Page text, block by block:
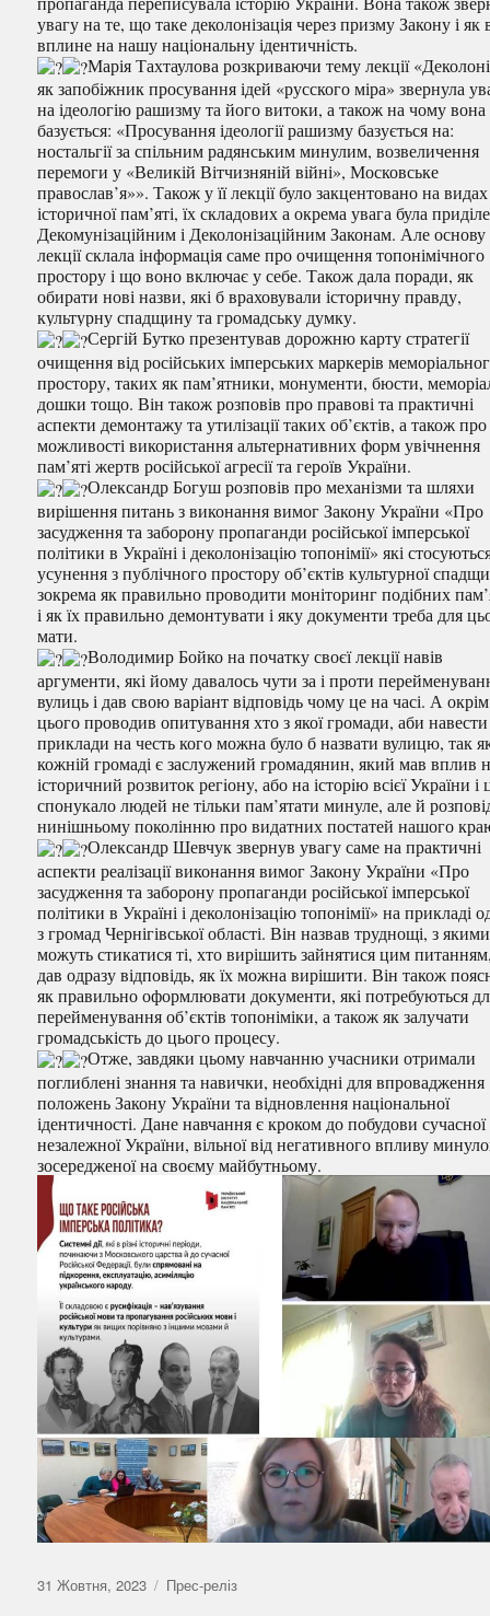
увагу на те, що таке деколонізація через призму Закону і як
вплине на нашу національну ідентичність.
Марія Тахтаулова розкриваючи тему лекції
як запобіжник просування ідей «русского міра» звернула
на ідеологію рашизму та його витоки, а також на чому вона
базується: «Просування ідеології рашизму базується на:
ностальгії за спільним радянським минулим, возвеличення
перемоги у «Великій Вітчизняній війні», Московське
православ’я»». Також у її лекції було закцентовано на видах
історичної пам’яті, їх складових а окрема увага була
Декомунізаційним і Деколонізаційним Законам. Але основу
лекції склала інформація саме про очищення топонімічного
простору і що воно включає у себе. Також дала поради, як
обирати нові назви, які б враховували історичну правду,
культурну спадщину та громадську думку.
Сергій Бутко презентував дорожню карту стратегії
очищення від російських імперських маркерів
простору, таких як пам’ятники, монументи, бюсти,
дошки тощо. Він також розповів про правові та практичні
аспекти демонтажу та утилізації таких об’єктів, а також про
можливості використання альтернативних форм увічнення
пам’яті жертв російської агресії та героїв України.
Олександр Богуш розповів про механізми та шляхи
вирішення питань з виконання вимог Закону України «Про
засудження та заборону пропаганди російської імперської
політики в Україні і деколонізацію топонімії» які
усунення з публічного простору об’єктів культурної
зокрема як правильно проводити моніторинг подібних
і як їх правильно демонтувати і яку документи треба для
мати.
Володимир Бойко на початку своєї лекції навів
аргументи, які йому давалось чути за і проти
вулиць і дав свою варіант відповідь чому це на часі. А окрім
цього проводив опитування хто з якої громади, аби навести
приклади на честь кого можна було б назвати вулицю, так
кожній громаді є заслужений громадянин, який мав вплив
історичний розвиток регiонy, або на історiю всієï України і
спонукало людей не тільки пам’ятати минуле, але й
нинішньому поколінню про видатних постатей нашого
Олександр Шевчук звернув увагу саме на практичні
аспекти реалізації виконання вимог Закону України «Про
засудження та заборону пропаганди російської імперської
політики в Україні і деколонізацію топонімії» на прикладі
з громад Чернігівської області. Він назвав труднощі, з якими
можуть стикатися ті, хто вирішить зайнятися цим
дав одразу відповідь, як їх можна вирішити. Він також
як правильно оформлювати документи, які потребуються
перейменування об’єктів топоніміки, а також як залучати
громадськість до цього процесу.
Отже, завдяки цьому навчанню учасники отримали
поглиблені знання та навички, необхідні для впровадження
положень Закону України та відновлення національної
ідентичності. Дане навчання є кроком до побудови сучасної
незалежної України, вільної від негативного впливу
зосередженої на своєму майбутньому.
Оприлюднено
31 Жовтня, 2023 Категорії
Прес-реліз